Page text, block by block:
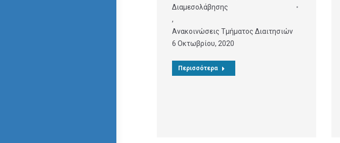
Διαμεσολάβησης
,
Ανακοινώσεις Τμήματος Διαιτησιών
6 Οκτωβρίου, 2020
Περισσότερα